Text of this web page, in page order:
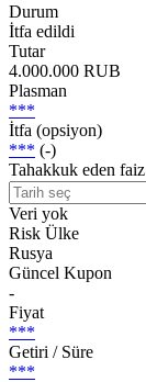
Durum
İtfa edildi
Tutar
4.000.000 RUB
Plasman
***
İtfa (opsiyon)
*** (-)
Tahakkuk eden faiz
Veri yok
Risk Ülke
Rusya
Güncel Kupon
-
Fiyat
***
Getiri / Süre
***